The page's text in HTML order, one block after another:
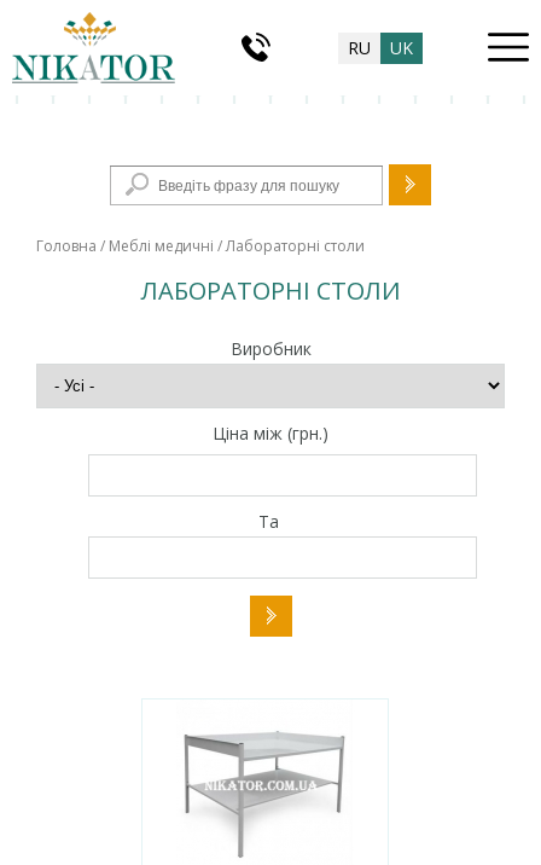
RU UK
Пошукова форма
Головна / Меблі медичні / Лабораторні столи
ЛАБОРАТОРНІ СТОЛИ
Виробник
Ціна між (грн.)
Та